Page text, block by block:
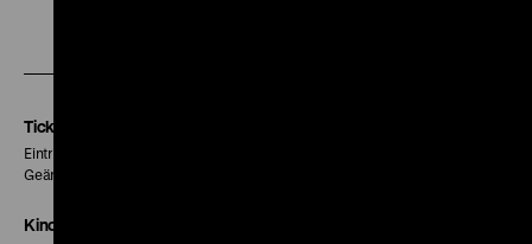
Tickets
Eintritt 5 €
Geänderte Preise sind im Programm vermerkt.
Kinokasse